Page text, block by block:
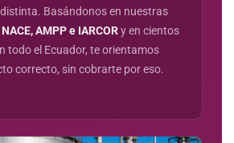
Basándonos en nuestras
NACE, AMPP e IARCORy en cientos
todo el Ecuador, te orientamos
correcto, sin cobrarte por eso.